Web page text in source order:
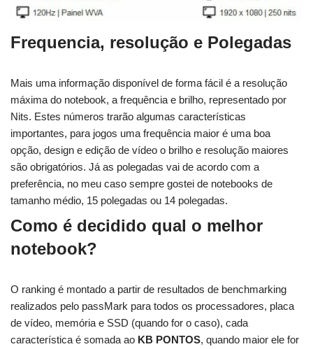
Frequencia, resolução e Polegadas
Mais uma informação disponível de forma fácil é a resolução
máxima do notebook, a frequência e brilho, representado por
Nits. Estes números trarão algumas características
importantes, para jogos uma frequência maior é uma boa
opção, design e edição de vídeo o brilho e resolução maiores
são obrigatórios. Já as polegadas vai de acordo com a
preferência, no meu caso sempre gostei de notebooks de
tamanho médio, 15 polegadas ou 14 polegadas.
Como é decidido qual o melhor
notebook?
O ranking é montado a partir de resultados de benchmarking
realizados pelo passMark para todos os processadores, placa
de vídeo, memória e SSD (quando for o caso), cada
característica é somada ao KB PONTOS, quando maior ele for